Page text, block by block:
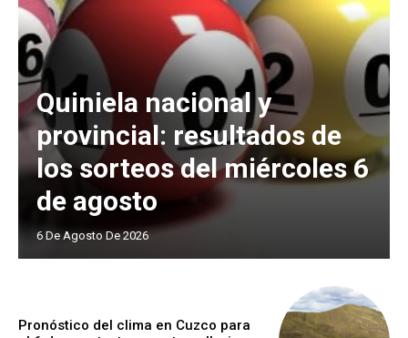
Quiniela nacional y
provincial: resultados de
los sorteos del miércoles 6
de agosto
6 De Agosto De 2026
Pronóstico del clima en Cuzco para